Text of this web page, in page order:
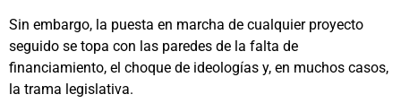
Sin embargo, la puesta en marcha de cualquier proyecto
seguido se topa con las paredes de la falta de
financiamiento, el choque de ideologías y, en muchos casos,
la trama legislativa.